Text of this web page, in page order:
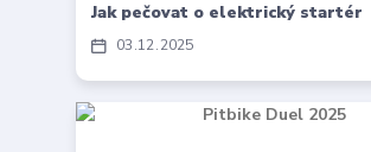
03 12 2025
Jak pečovat o elektrický startér